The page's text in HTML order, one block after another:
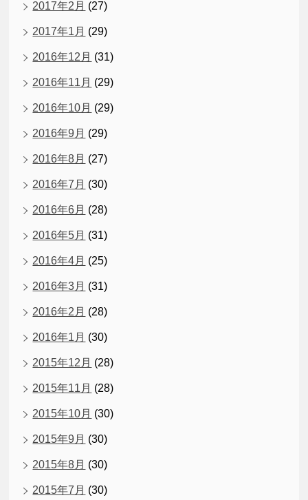
2017年2月 (27)
2017年1月 (29)
2016年12月 (31)
2016年11月 (29)
2016年10月 (29)
2016年9月 (29)
2016年8月 (27)
2016年7月 (30)
2016年6月 (28)
2016年5月 (31)
2016年4月 (25)
2016年3月 (31)
2016年2月 (28)
2016年1月 (30)
2015年12月 (28)
2015年11月 (28)
2015年10月 (30)
2015年9月 (30)
2015年8月 (30)
2015年7月 (30)